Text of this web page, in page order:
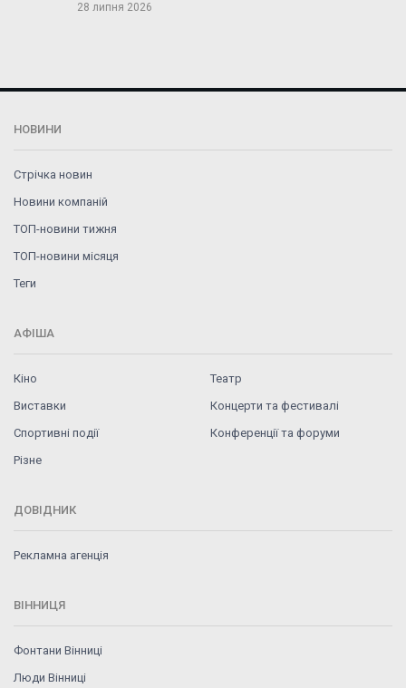
28 липня 2026
НОВИНИ
Стрічка новин
Новини компаній
ТОП-новини тижня
ТОП-новини місяця
Теги
АФІША
Кіно
Театр
Виставки
Концерти та фестивалі
Спортивні події
Конференції та форуми
Різне
ДОВІДНИК
Рекламна агенція
ВІННИЦЯ
Фонтани Вінниці
Люди Вінниці